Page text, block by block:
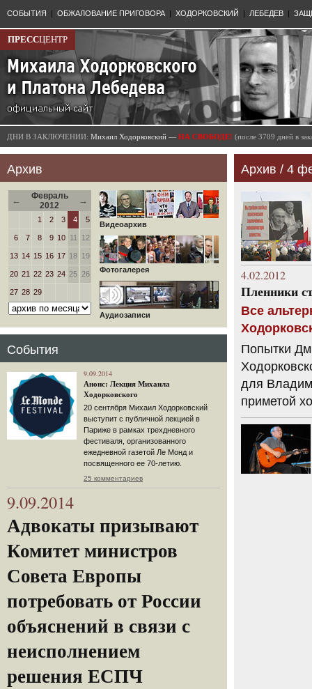
СОБЫТИЯ | ОБЖАЛОВАНИЕ ПРИГОВОРА | ХОДОРКОВСКИЙ | ЛЕБЕДЕВ |
ПРЕССЦЕНТР
ДНИ В ЗАКЛЮЧЕНИИ: Михаил Ходорковский — НА СВОБОДЕ! (после 3709 дней в
Архив
←
Февраль
2012
→
1 2 3 4 5
6 7 8 9 10 11 12
13 14 15 16 17 18 19
20 21 22 23 24 25 26
27 28 29
Видеоархив
Фотогалерея
Аудиозаписи
События
9.09.2014
Анонс: Лекция Михаила
Ходорковского
20 сентября Михаил Ходорковский
выступит с публичной лекцией в
Париже в рамках трехдневного
фестиваля, организованного
ежедневной газетой Ле Монд и
посвященного ее 70-летию.
25 комментариев
9.09.2014
Адвокаты призывают
Комитет министров
Совета Европы
потребовать от России
объяснений в связи с
неисполнением
решения ЕСПЧ
Архив / 4
4.02.2012
Пленники
Все
Попытки
для
приметой